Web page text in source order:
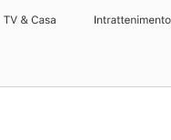
TV & Casa Intrattenimento